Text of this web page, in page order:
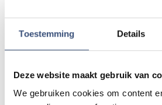
Toestemming Details
Deze website maakt gebruik van
We gebruiken cookies om content
Zie je een fout in dit artikel, werkt iets
advertentie tegen die niet klopt? Laat
redactie@omroeparchipel.nl . We
GRATIS APP
Omroep Archipel altijd in je